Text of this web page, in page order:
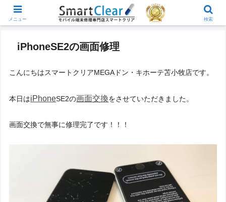
iPhoneSE2の画面修理
こんにちはスマートクリアMEGAドン・キホーテ苫小牧店です。
本日はiPhoneSE2の画面交換をさせていただきました。
画面交換で無事に修理完了です！！！
メニュー 検索